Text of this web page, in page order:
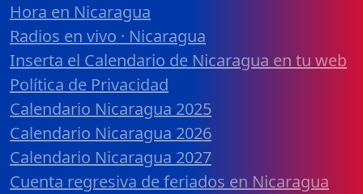
Hora en Nicaragua
Radios en vivo · Nicaragua
Inserta el Calendario de Nicaragua en tu web
Política de Privacidad
Calendario Nicaragua 2025
Calendario Nicaragua 2026
Calendario Nicaragua 2027
Cuenta regresiva de feriados en Nicaragua